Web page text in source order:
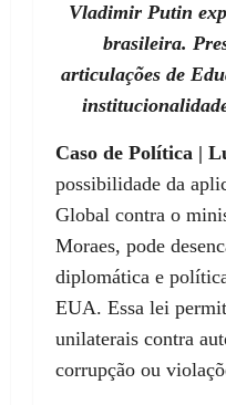
Vladimir Putin
brasileira.
articulações de
Caso de Política |
possibilidade da
Global contra o
Moraes, pode
diplomática e
EUA. Essa lei
unilaterais contra
corrupção ou